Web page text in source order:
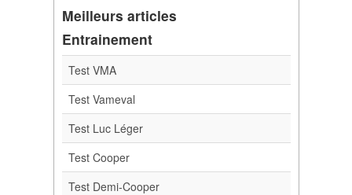
Meilleurs articles
Entrainement
Test VMA
Test Vameval
Test Luc Léger
Test Cooper
Test Demi-Cooper